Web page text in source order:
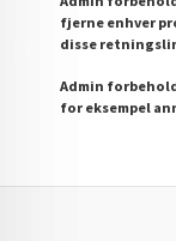
fjerne enhver
disse
Admin
for eksempel